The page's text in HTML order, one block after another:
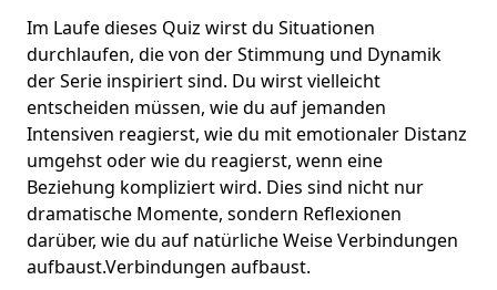
Im Laufe dieses Quiz wirst du Situationen
durchlaufen, die von der Stimmung und Dynamik
der Serie inspiriert sind. Du wirst vielleicht
entscheiden müssen, wie du auf jemanden
Intensiven reagierst, wie du mit emotionaler Distanz
umgehst oder wie du reagierst, wenn eine
Beziehung kompliziert wird. Dies sind nicht nur
dramatische Momente, sondern Reflexionen
darüber, wie du auf natürliche Weise Verbindungen
aufbaust.Verbindungen aufbaust.